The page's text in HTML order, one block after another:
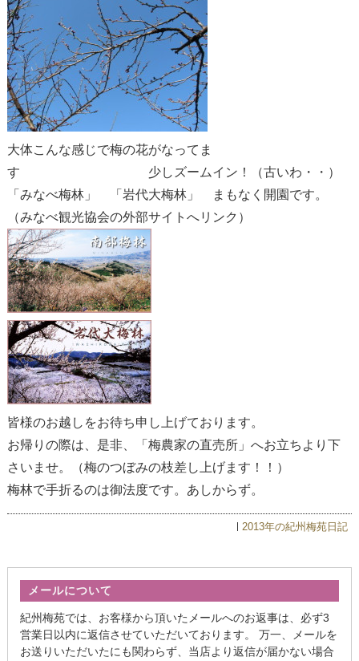
大体こんな感じで梅の花がなってま
す 少しズームイン！（古いわ・・）
「みなべ梅林」 「岩代大梅林」 まもなく開園です。
（みなべ観光協会の外部サイトへリンク）
皆様のお越しをお待ち申し上げております。
お帰りの際は、是非、「梅農家の直売所」へお立ちより下
さいませ。（梅のつぼみの枝差し上げます！！）
梅林で手折るのは御法度です。あしからず。
2013年の紀州梅苑日記
メールについて
紀州梅苑では、お客様から頂いたメールへのお返事は、必ず3
営業日以内に返信させていただいております。 万一、メールを
お送りいただいたにも関わらず、当店より返信が届かない場合